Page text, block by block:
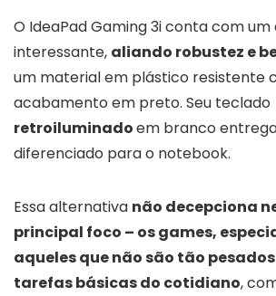
O IdeaPad Gaming 3i conta com um
interessante, aliando robustez e
um material em plástico resistente
acabamento em preto. Seu teclado
retroiluminadoem branco
diferenciado para o notebook.
Essa alternativa não decepciona
principal foco – os games,
aqueles que não são tão
tarefas básicas do cotidiano,